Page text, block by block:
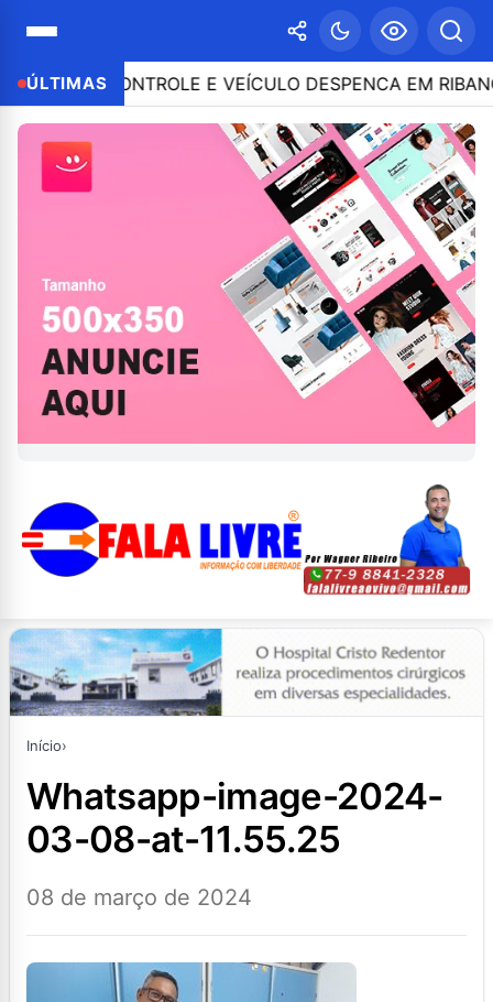
ÚLTIMAS
O CONTROLE E VEÍCULO DESPENCA EM
Início›
whatsapp-image-2024-
03-08-at-11.55.25
08 de março de 2024